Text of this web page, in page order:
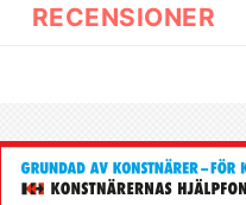
RECENSIONER